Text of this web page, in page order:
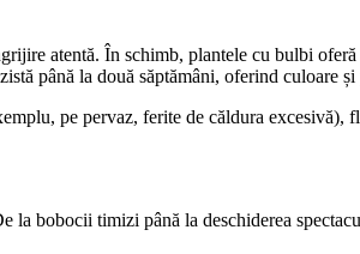
atentă. În schimb, plantele cu bulbi
până la două săptămâni, oferind culoare
pe pervaz, ferite de căldura excesivă),
la bobocii timizi până la deschiderea